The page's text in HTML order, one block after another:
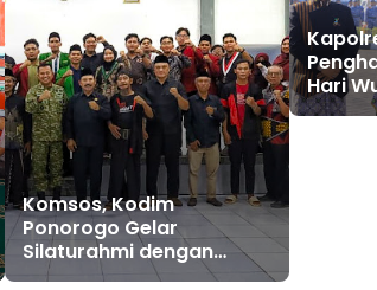
Komsos, Kodim
Ponorogo Gelar
Silaturahmi dengan
Elemen Masyarakat
Hari